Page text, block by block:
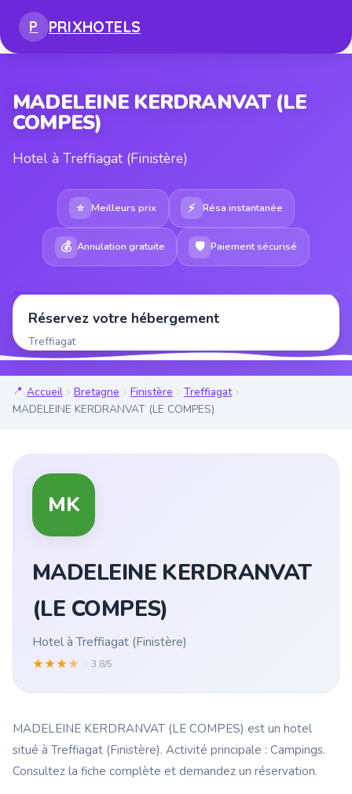
P PRIXHOTELS
MADELEINE KERDRANVAT (LE
COMPES)
Hotel à Treffiagat (Finistère)
⭐ Meilleurs prix ⚡ Résa instantanée
💰 Annulation gratuite 🛡 Paiement sécurisé
Réservez votre hébergement
Treffiagat
Accueil Bretagne Finistère
Treffiagat
MADELEINE KERDRANVAT (LE COMPES)
MK
MADELEINE KERDRANVAT
(LE COMPES)
Hotel à Treffiagat (Finistère)
★★★★ 3.8/5
MADELEINE KERDRANVAT (LE COMPES) est un hotel
situé à Treffiagat (Finistère). Activité principale : Campings.
Consultez la fiche complète et demandez un réservation.